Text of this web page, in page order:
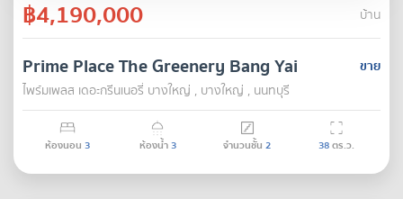
฿4,190,000 บ้าน
ขาย
Prime Place The Greenery Bang Yai
ไพร์มเพลส เดอะกรีนเนอรี่ บางใหญ่ , บางใหญ่ , นนทบุรี
ห้องนอน 3 ห้องน้ำ3 จำนวนชั้น 2 38ตร.ว.